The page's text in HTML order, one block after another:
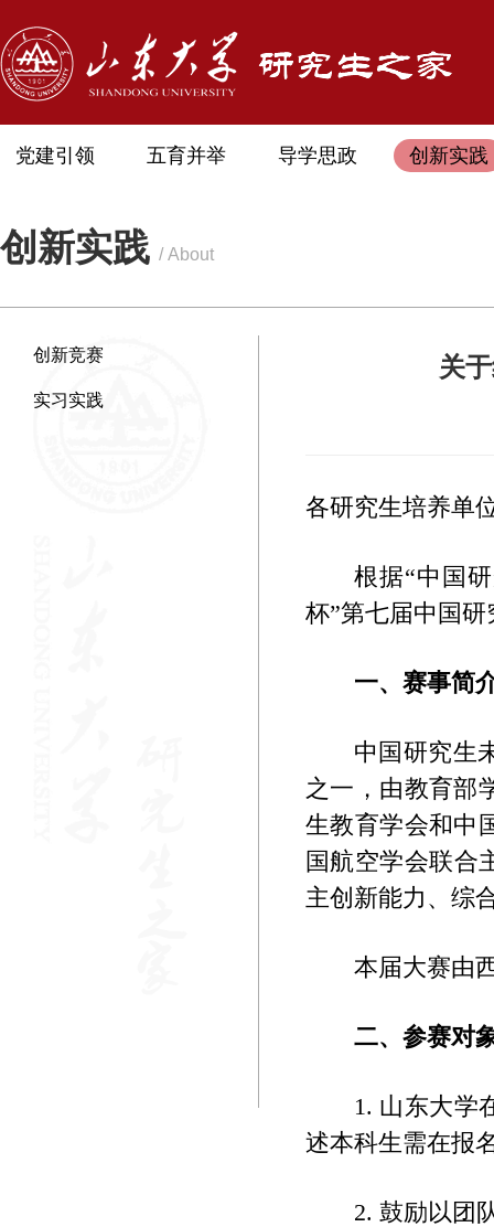
党建引领 五育并举 导学思政 创新实践
创新实践 / About
创新竞赛
实习实践
关
各研究生培养单
根据“中国
杯”第七届中国
一、赛事简
中国研究生
之一，由教育部
生教育学会和中
国航空学会联合
主创新能力、综
本届大赛由
二、参赛对
1. 山东大学
述本科生需在报
2. 鼓励以团